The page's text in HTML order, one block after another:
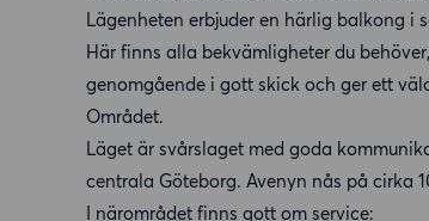
Lägenheten erbjuder en härlig balkong i
Här finns alla bekvämligheter du
genomgående i gott skick och ger ett
Området.
Läget är svårslaget med goda
centrala Göteborg. Avenyn nås på cirka
I närområdet finns gott om service: